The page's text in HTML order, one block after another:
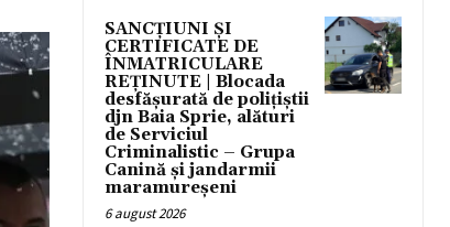
SANCȚIUNI ȘI
CERTIFICATE DE
ÎNMATRICULARE
REȚINUTE | Blocada
desfășurată de polițiștii
djn Baia Sprie, alături
de Serviciul
Criminalistic – Grupa
Canină și jandarmii
maramureșeni
6 august 2026